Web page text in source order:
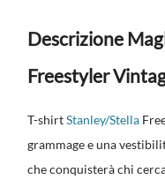
Descrizione
Freestyler
T-shirtStanley/Stella
grammage e una
che conquisterà chi